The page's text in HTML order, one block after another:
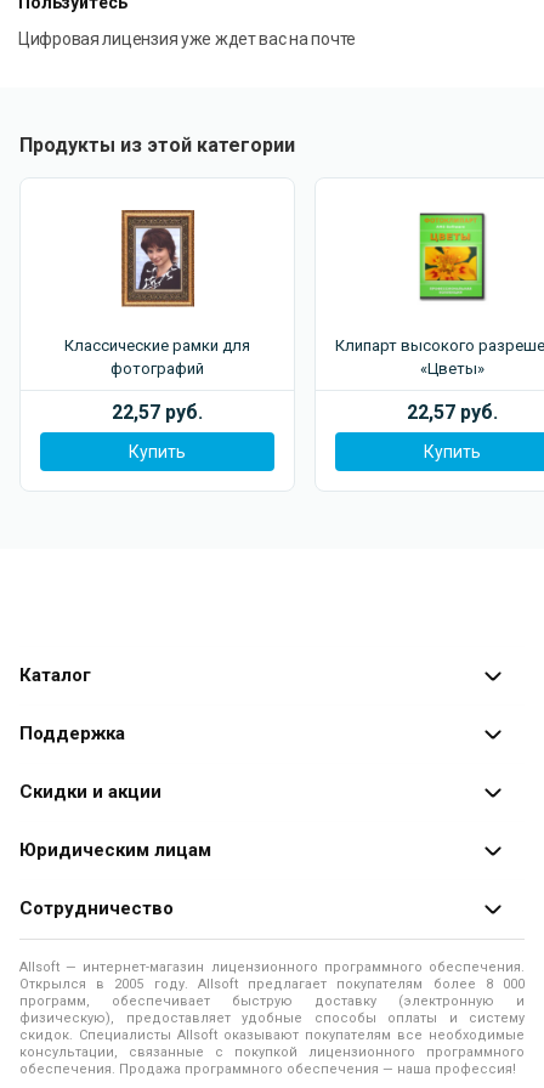
любимые коллекции рамок!
использование шаблонов. Лицензия позволяет
Цифровая лицензия уже ждет вас на почте
Продукты из этой категории
Классические рамки для
фотографий
22,57 руб.
Купить
Клипарт высокого
«Цветы»
22,57 руб.
Купить
Каталог
Каталог программ
Поддержка
Оплата заказов
Доставка заказа
Помощь
Правила продажи
Политика использования файлов Cookie
Скидки и акции
Специальные
Юридическим лицам
Продажа программ юридическим лицам
О лицензировании программного обеспечения
Программы для компьютера
Контакты
Сотрудничество
О магазине
Адреса и телефоны
Новости
Allsoft — интернет-магазин лицензионного программного обеспечения.
Открылся в 2005 году. Allsoft предлагает покупателям более 8 000
программ, обеспечивает быструю доставку (электронную и
физическую), предоставляет удобные способы оплаты и систему
скидок. Специалисты Allsoft оказывают покупателям все необходимые
консультации, связанные с покупкой лицензионного программного
обеспечения. Продажа программного обеспечения — наша профессия!